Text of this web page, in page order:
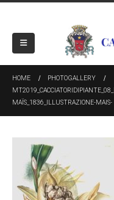
HOME
PHOTOGALLERY
MAÏS_1836_ILLUSTRAZIONE-MAIS-